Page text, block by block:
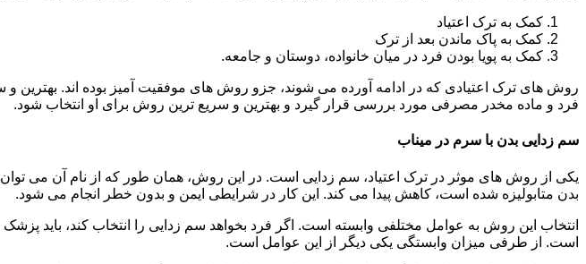
کمک به ترک اعتیاد
کمک به پاک ماندن بعد از ترک
کمک به پویا بودن فرد در میان خانواده، دوستان و جامعه.
روش های ترک اعتیادی که در ادامه آورده می شوند، جزو روش های موفقیت آمیز بوده اند. بهترین
فرد و ماده مخدر مصرفی مورد بررسی قرار گیرد و بهترین و سریع ترین روش برای او انتخاب شود.
سم زدایی بدن با سرم در میناب
یکی از روش های موثر در ترک اعتیاد، سم زدایی است. در این روش، همان طور که از نام آن می
بدن متابولیزه شده است، کاهش پیدا می کند. این کار در شرایطی ایمن و بدون خطر انجام می شود.
انتخاب این روش به عوامل مختلفی وابسته است. اگر فرد بخواهد سم زدایی را انتخاب کند، باید
است. از طرفی میزان وابستگی یکی دیگر از این عوامل است.